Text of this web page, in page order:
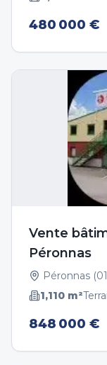
480 000 €
Vente
Péronnas
Péronnas (
1,110 m²
848 000 €